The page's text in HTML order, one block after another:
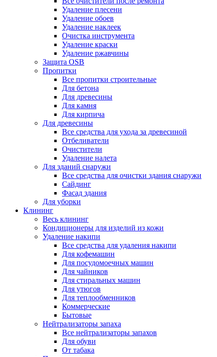
Удаление плесени
Удаление обоев
Удаление наклеек
Очистка инструмента
Удаление краски
Удаление ржавчины
Защита OSB
Пропитки
Все пропитки строительные
Для бетона
Для древесины
Для камня
Для кирпича
Для древесины
Все средства для ухода за древесиной
Отбеливатели
Очистители
Удаление налета
Для зданий снаружи
Все средства для очистки здания снаружи
Сайдинг
Фасад здания
Для уборки
Клининг
Весь клининг
Кондиционеры для изделий из кожи
Удаление накипи
Все средства для удаления накипи
Для кофемашин
Для посудомоечных машин
Для чайников
Для стиральных машин
Для утюгов
Для теплообменников
Коммерческие
Бытовые
Нейтрализаторы запаха
Все нейтрализаторы запахов
Для обуви
От табака